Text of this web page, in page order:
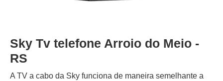
Sky Tv telefone Arroio do Meio -
RS
A TV a cabo da Sky funciona de maneira semelhante a